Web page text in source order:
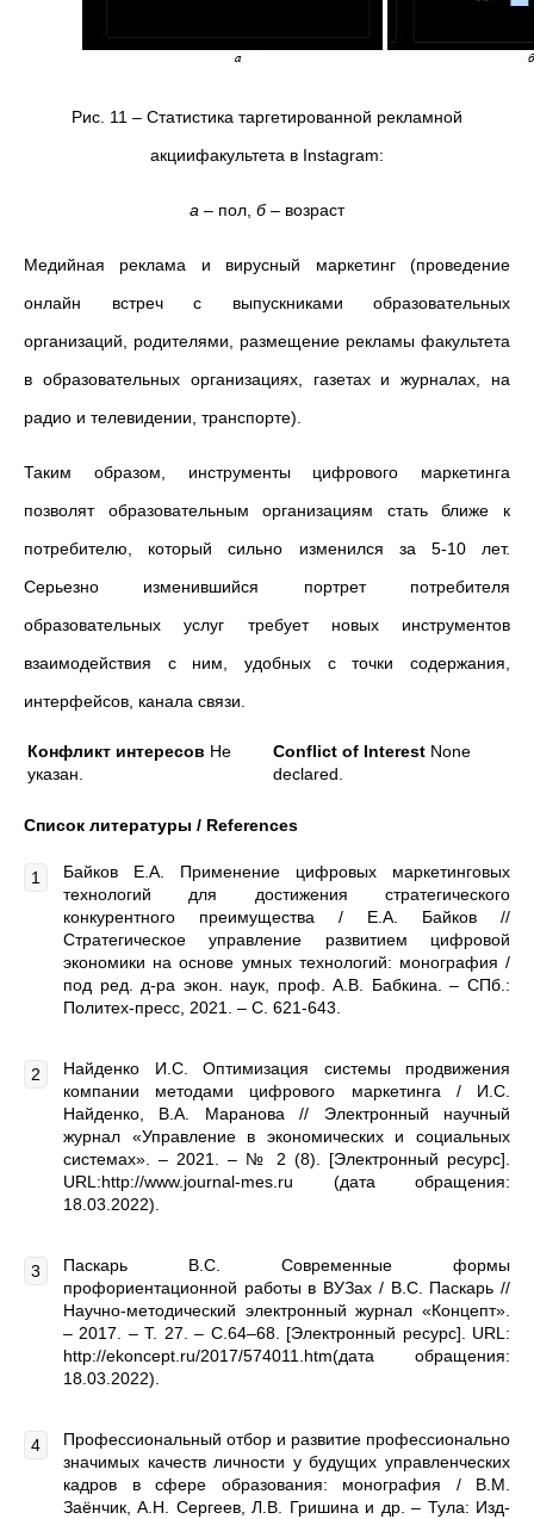
Рис. 11 – Статистика таргетированной рекламной
акциифакультета в Instagram:
а – пол, б– возраст
Медийная реклама и вирусный маркетинг (проведение
онлайн встреч с выпускниками образовательных
организаций, родителями, размещение рекламы факультета
в образовательных организациях, газетах и журналах, на
радио и телевидении, транспорте).
Таким образом, инструменты цифрового маркетинга
позволят образовательным организациям стать ближе к
потребителю, который сильно изменился за 5-10 лет.
Серьезно изменившийся портрет потребителя
образовательных услуг требует новых инструментов
взаимодействия с ним, удобных с точки содержания,
интерфейсов, канала связи.
Конфликт интересов Не
указан.
Conflict of Interest None
declared.
Список литературы / References
Байков Е.А. Применение цифровых маркетинговых
технологий для достижения стратегического
конкурентного преимущества / Е.А. Байков //
Стратегическое управление развитием цифровой
экономики на основе умных технологий: монография /
под ред. д-ра экон. наук, проф. А.В. Бабкина. – СПб.:
Политех-пресс, 2021. – С. 621-643.
Найденко И.С. Оптимизация системы продвижения
компании методами цифрового маркетинга / И.С.
Найденко, В.А. Маранова // Электронный научный
журнал «Управление в экономических и социальных
системах». – 2021. – № 2 (8). [Электронный ресурс].
URL:http://www.journal-mes.ru (дата обращения:
18.03.2022).
Паскарь В.С. Современные формы
профориентационной работы в ВУЗах / В.С. Паскарь //
Научно-методический электронный журнал «Концепт».
– 2017. – Т. 27. – С.64–68. [Электронный ресурс]. URL:
http://ekoncept.ru/2017/574011.htm(дата обращения:
18.03.2022).
Профессиональный отбор и развитие профессионально
значимых качеств личности у будущих управленческих
кадров в сфере образования: монография / В.М.
Заёнчик, А.Н. Сергеев, Л.В. Гришина и др. – Тула: Изд-